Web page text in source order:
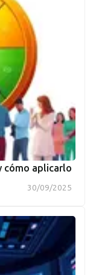
cómo aplicarlo
30/09/2025